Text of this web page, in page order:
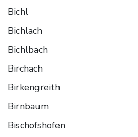
Bichl
Bichlach
Bichlbach
Birchach
Birkengreith
Birnbaum
Bischofshofen